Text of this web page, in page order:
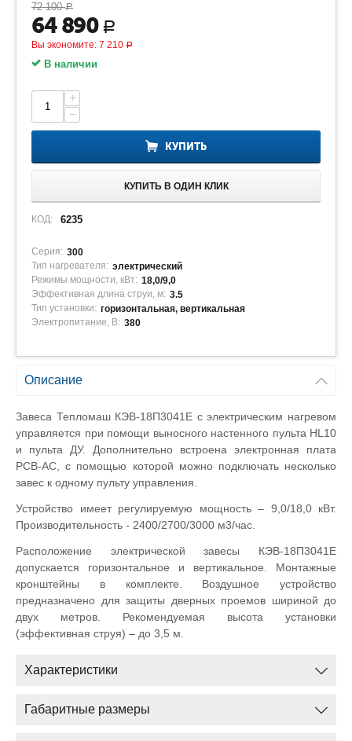
72 100 Р
64 890 Р
Вы экономите: 7 210 Р
В наличии
+
−
КУПИТЬ
КУПИТЬ В ОДИН КЛИК
КОД: 6235
Серия: 300
Тип нагревателя: электрический
Режимы мощности, кВт: 18,0/9,0
Эффективная длина струи, м: 3.5
Тип установки: горизонтальная, вертикальная
Электропитание, В: 380
Описание
Завеса Тепломаш КЭВ-18П3041Е с электрическим нагревом
управляется при помощи выносного настенного пульта HL 10
и пульта ДУ. Дополнительно встроена электронная плата
PCB-AC , с помощью которой можно подключать несколько
завес к одному пульту управления.
Устройство имеет регулируемую мощность – 9,0/18,0 кВт.
Производительность - 2400/2700/3000 м3/час.
Расположение электрической завесы КЭВ-18П3041Е
допускается горизонтальное и вертикальное. Монтажные
кронштейны в комплекте. Воздушное устройство
предназначено для защиты дверных проемов шириной до
двух метров. Рекомендуемая высота установки
(эффективная струя) – до 3,5 м.
Характеристики
Габаритные размеры